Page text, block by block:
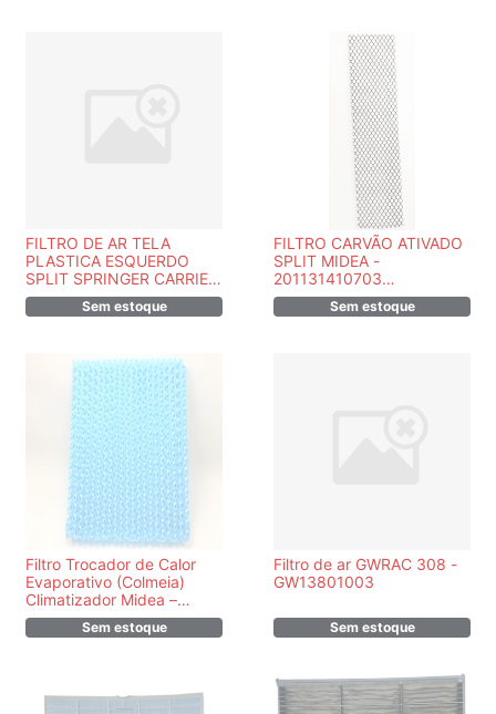
FILTRO DE AR TELA
PLASTICA ESQUERDO
SPLIT SPRINGER CARRIER
MIDEA 201133090127
/830210054 - CÓPIA
Sem estoque
FILTRO CARVÃO ATIVADO
SPLIT MIDEA -
201131410703
-830208002
Sem estoque
Filtro Trocador de Calor
Evaporativo (Colmeia)
Climatizador Midea –
109200126033
Sem estoque
Filtro de ar GWRAC 308 -
GW13801003
Sem estoque